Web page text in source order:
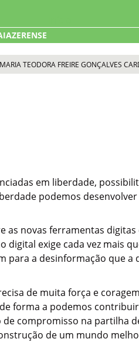
TEODORA FREIRE GONÇALVES
em liberdade,
podemos
novas ferramentas
exige cada vez mais
para a desinformação que
de muita força e
forma a podemos
compromisso na partilha
de um mundo